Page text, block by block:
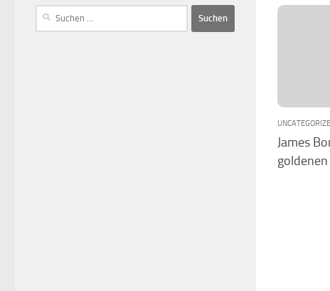
James